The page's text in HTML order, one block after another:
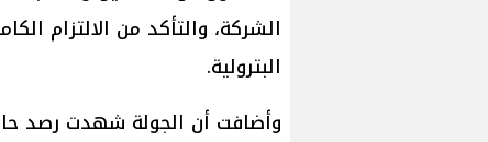
الشركة، والتأكد من الالتزام
البترولية.
وأضافت أن الجولة شهدت رصد